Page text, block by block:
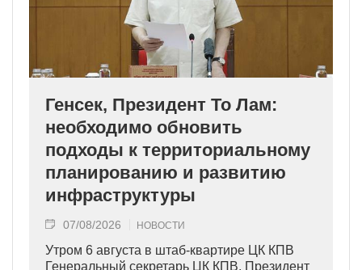
Генсек, Президент То Лам:
необходимо обновить
подходы к территориальному
планированию и развитию
инфраструктуры
07/08/2026 НОВОСТИ
Утром 6 августа в штаб-квартире ЦК КПВ
Генеральный секретарь ЦК КПВ, Президент